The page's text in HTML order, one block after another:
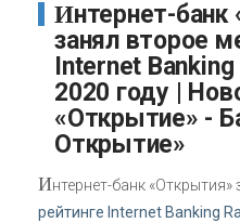
Интернет-банк «Открытия»
занял второе
Internet
2020 году |
«Открытие» -
Открытие»
Интернет-банк
рейтинге Internet Banking